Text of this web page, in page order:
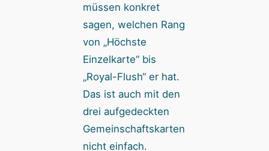
müssen konkret
sagen, welchen Rang
von „Höchste
Einzelkarte“ bis
„Royal-Flush“ er hat.
Das ist auch mit den
drei aufgedeckten
Gemeinschaftskarten
nicht einfach.